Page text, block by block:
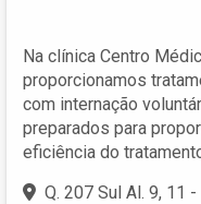
Na clínica Centro
proporcionamos
com internação
preparados para
eficiência do
Q. 207 Sul Al. 9, 11